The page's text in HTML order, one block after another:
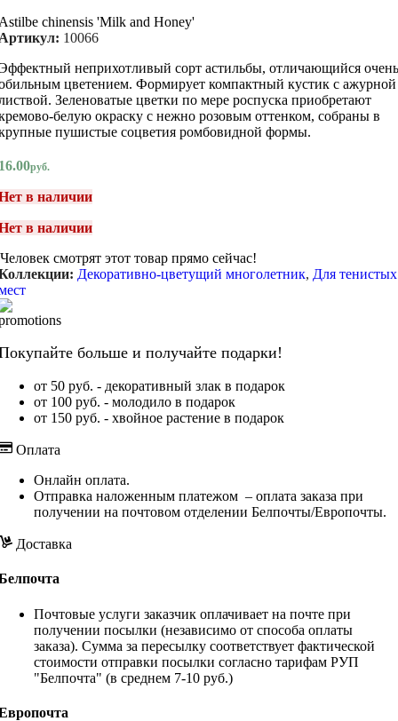
chinensis 'Milk and Honey'
10066
неприхотливый сорт астильбы, отличающийся очень
цветением. Формирует компактный кустик с ажурной
Зеленоватые цветки по мере роспуска приобретают
белую окраску с нежно розовым оттенком, собраны в
пушистые соцветия ромбовидной формы.
руб.
в наличии
в наличии
Человек смотрят этот товар прямо сейчас!
Декоративно-цветущий многолетник, Для тенистых
больше и получайте подарки!
от 50 руб. - декоративный злак в подарок
от 100 руб. - молодило в подарок
от 150 руб. - хвойное растение в подарок
Оплата
Онлайн оплата.
Отправка наложенным платежом – оплата заказа при
получении на почтовом отделении Белпочты/Европочты.
Доставка
Почтовые услуги заказчик оплачивает на почте при
получении посылки (независимо от способа оплаты
заказа). Сумма за пересылку соответствует фактической
стоимости отправки посылки согласно тарифам РУП
"Белпочта" (в среднем 7-10 руб.)